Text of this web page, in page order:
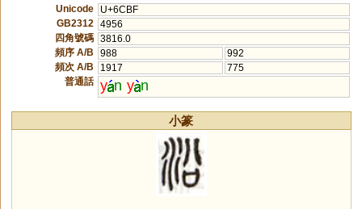
Unicode
U+6CBF
GB2312
4956
四角號碼 3816.0
頻序 A/B
988
992
頻次 A/B
1917
775
普通話 y n y n
小篆